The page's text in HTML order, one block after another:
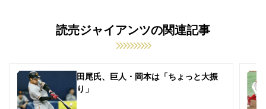
読売ジャイアンツの関連記事
田尾氏、巨人・岡本は「ちょっと大振
り」